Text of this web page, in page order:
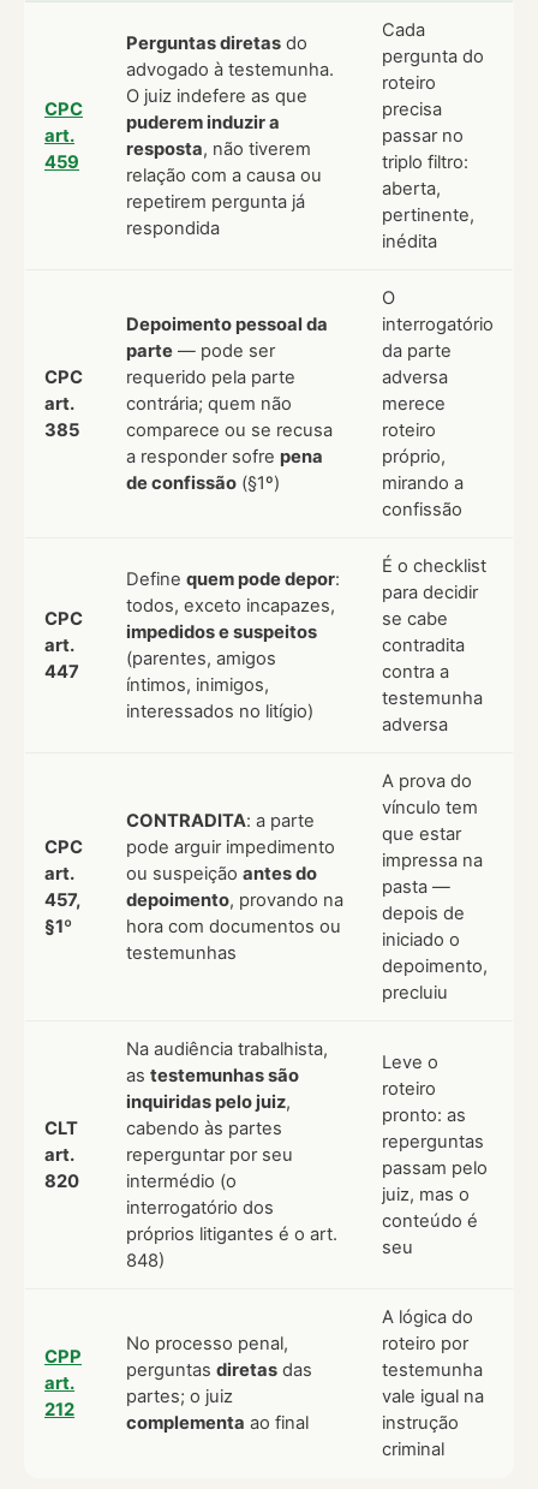
CPC
art.
459
Perguntas diretas do
advogado à testemunha.
O juiz indefere as que
puderem induzir a
resposta, não tiverem
relação com a causa ou
repetirem pergunta já
respondida
Cada
pergunta do
roteiro
precisa
passar no
triplo filtro:
aberta,
pertinente,
inédita
CPC
art.
385
Depoimento pessoal da
parte — pode ser
requerido pela parte
contrária; quem não
comparece ou se recusa
a responder sofre pena
de confissão (§1º)
O
interrogatório
da parte
adversa
merece
roteiro
próprio,
mirando a
confissão
CPC
art.
447
Define quem pode depor:
todos, exceto incapazes,
impedidos e suspeitos
(parentes, amigos
íntimos, inimigos,
interessados no litígio)
É o checklist
para decidir
se cabe
contradita
contra a
testemunha
adversa
CPC
art.
457,
§1º
CONTRADITA: a parte
pode arguir impedimento
ou suspeição antes do
depoimento, provando na
hora com documentos ou
testemunhas
A prova do
vínculo tem
que estar
impressa na
pasta —
depois de
iniciado o
depoimento,
precluiu
CLT
art.
820
Na audiência trabalhista,
as testemunhas são
inquiridas pelo juiz,
cabendo às partes
reperguntar por seu
intermédio (o
interrogatório dos
próprios litigantes é o art.
848)
Leve o
roteiro
pronto: as
reperguntas
passam pelo
juiz, mas o
conteúdo é
seu
CPP
art.
212
No processo penal,
perguntas diretas das
partes; o juiz
complementa ao final
A lógica do
roteiro por
testemunha
vale igual na
instrução
criminal